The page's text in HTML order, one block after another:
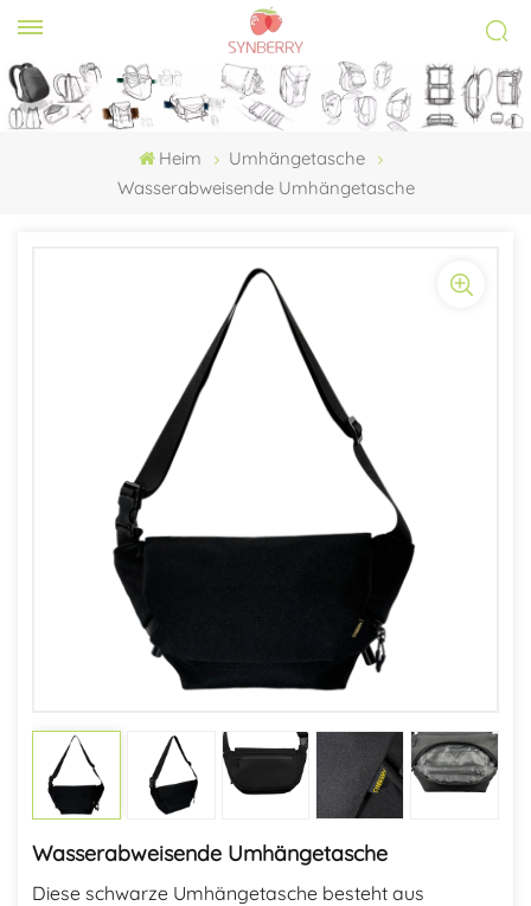
Heim
Umhängetasche
Wasserabweisende Umhängetasche
Wasserabweisende Umhängetasche
Diese schwarze Umhängetasche besteht aus